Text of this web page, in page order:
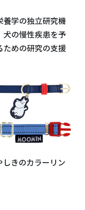
養学の独立研究機
犬の慢性疾患を予
ための研究の支援
きのカラーリン